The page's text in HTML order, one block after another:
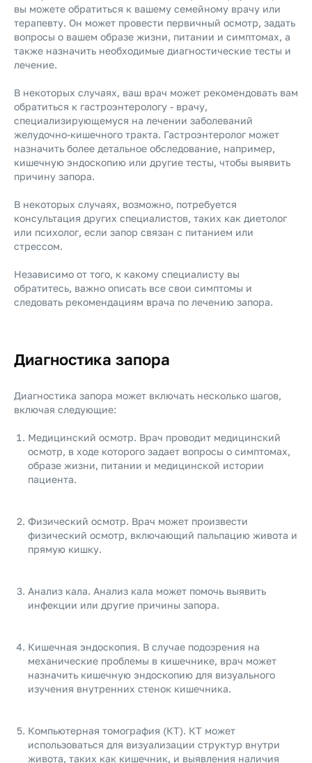
вы можете обратиться к вашему семейному врачу или
терапевту. Он может провести первичный осмотр, задать
вопросы о вашем образе жизни, питании и симптомах, а
также назначить необходимые диагностические тесты и
лечение.
В некоторых случаях, ваш врач может рекомендовать вам
обратиться к гастроэнтерологу - врачу,
специализирующемуся на лечении заболеваний
желудочно-кишечного тракта. Гастроэнтеролог может
назначить более детальное обследование, например,
кишечную эндоскопию или другие тесты, чтобы выявить
причину запора.
В некоторых случаях, возможно, потребуется
консультация других специалистов, таких как диетолог
или психолог, если запор связан с питанием или
стрессом.
Независимо от того, к какому специалисту вы
обратитесь, важно описать все свои симптомы и
следовать рекомендациям врача по лечению запора.
Диагностика запора
Диагностика запора может включать несколько шагов,
включая следующие:
Медицинский осмотр. Врач проводит медицинский
осмотр, в ходе которого задает вопросы о симптомах,
образе жизни, питании и медицинской истории
пациента.
Физический осмотр. Врач может произвести
физический осмотр, включающий пальпацию живота и
прямую кишку.
Анализ кала. Анализ кала может помочь выявить
инфекции или другие причины запора.
Кишечная эндоскопия. В случае подозрения на
механические проблемы в кишечнике, врач может
назначить кишечную эндоскопию для визуального
изучения внутренних стенок кишечника.
Компьютерная томография (КТ). КТ может
использоваться для визуализации структур внутри
живота, таких как кишечник, и выявления наличия